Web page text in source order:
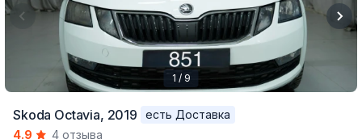
1 / 9
Skoda Octavia, 2019
есть Доставка
4.9
4 отзыва